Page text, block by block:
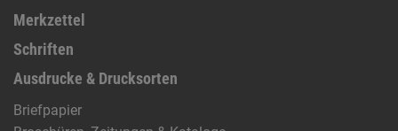
Merkzettel
Schriften
Ausdrucke & Drucksorten
Briefpapier